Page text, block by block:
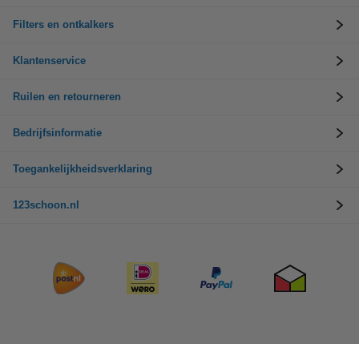
Filters en ontkalkers
Klantenservice
Ruilen en retourneren
Bedrijfsinformatie
Toegankelijkheidsverklaring
123schoon.nl